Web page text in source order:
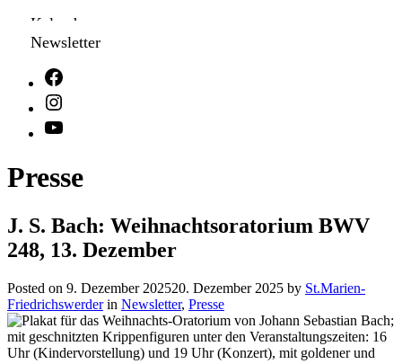
Kalender
Newsletter
Presse
J. S. Bach: Weihnachtsoratorium BWV
248, 13. Dezember
Posted on 9. Dezember 202520. Dezember 2025 by St.Marien-
Friedrichswerderin Newsletter, Presse